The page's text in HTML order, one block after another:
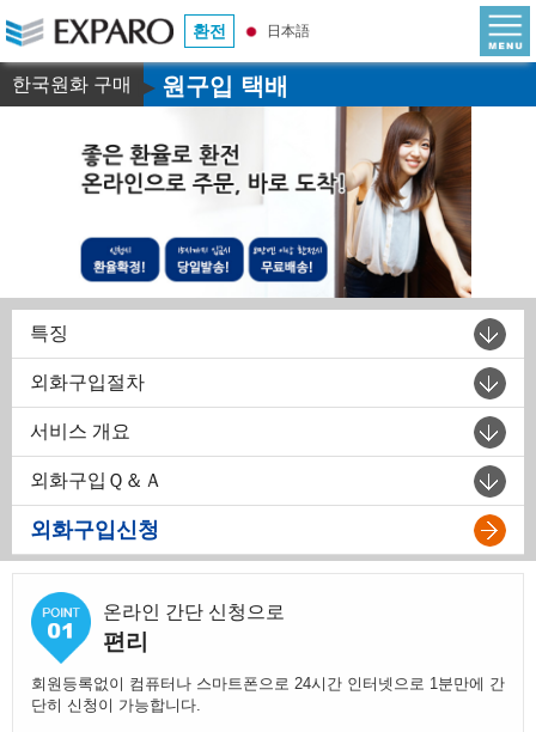
환전 日本語
한국원화 구매 ▶원구입 택배
특징
외화구입절차
서비스 개요
외화구입Ｑ＆Ａ
외화구입신청
온라인 간단 신청으로
편리
회원등록없이 컴퓨터나 스마트폰으로 24시간 인터넷으로 1분만에 간
단히 신청이 가능합니다.